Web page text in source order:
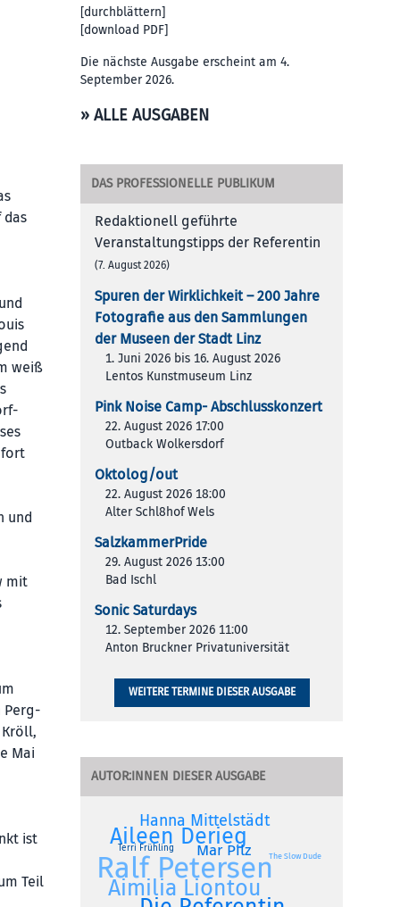
weiß
und
mit
Perg-
Mai
ist
Teil
[durchblättern]
[download PDF]
Die nächste Ausgabe erscheint am 4.
September 2026.
» ALLE AUSGABEN
DAS PROFESSIONELLE PUBLIKUM
Redaktionell geführte
Veranstaltungstipps der Referentin
(7. August 2026)
Spuren der Wirklichkeit – 200 Jah­re
Foto­gra­fie aus den Samm­lun­gen
der Muse­en der Stadt Linz
1. Juni 2026 bis 16. August 2026
Lentos Kunstmuseum Linz
Pink Noise Camp- Abschlusskonzert
22. August 2026 17:00
Outback Wolkersdorf
Oktolog/out
22. August 2026 18:00
Alter Schl8hof Wels
SalzkammerPride
29. August 2026 13:00
Bad Ischl
Sonic Saturdays
12. September 2026 11:00
Anton Bruckner Privatuniversität
WEITERE TERMINE DIESER AUSGABE
AUTOR:INNEN DIESER AUSGABE
Ralf Petersen
Aileen Derieg
Aimilia Liontou
Hanna Mittelstädt
Mar Pilz
Terri Frühling
The Slow Dude